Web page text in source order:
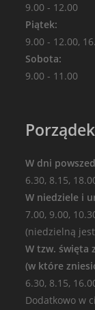
9.00 - 12.00
Piątek:
9.00 - 12.00,
Sobota:
9.00 - 11.00
W dni
6.30, 8.15,
W niedziele i
7.00, 9.00,
(niedzielną
W tzw. święta
(w które
6.30, 8.15,
Dodatkowo w